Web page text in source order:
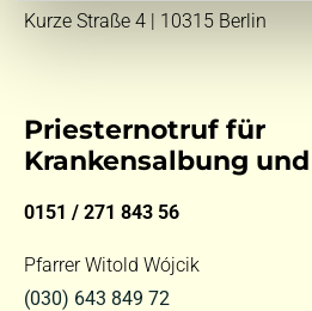
Kurze Straße 4 | 10315 Berlin
Priesternotruf für
Krankensalbung
0151 / 271 843 56
Pfarrer Witold Wójcik
(030) 643 849 72